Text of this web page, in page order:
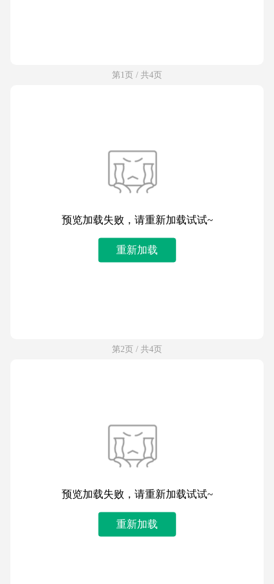
第1页 / 共4页
预览加载失败，请重新加载试试~
重新加载
第2页 / 共4页
预览加载失败，请重新加载试试~
重新加载